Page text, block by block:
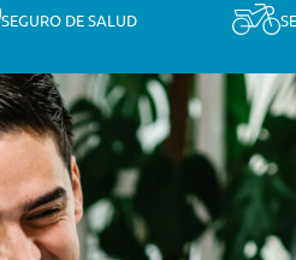
SEGURO DE SALUD